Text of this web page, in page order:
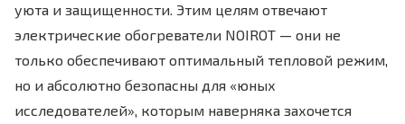
уюта и защищенности. Этим целям отвечают
электрические обогреватели NOIROT — они не
только обеспечивают оптимальный тепловой режим,
но и абсолютно безопасны для «юных
исследователей», которым наверняка захочется